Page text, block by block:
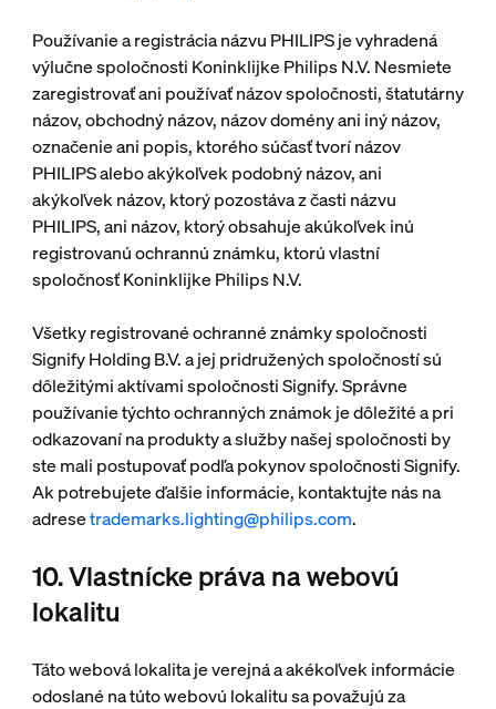
Používanie a registrácia názvu PHILIPS je vyhradená
výlučne spoločnosti Koninklijke Philips N.V. Nesmiete
zaregistrovať ani používať názov spoločnosti, štatutárny
názov, obchodný názov, názov domény ani iný názov,
označenie ani popis, ktorého súčasť tvorí názov
PHILIPS alebo akýkoľvek podobný názov, ani
akýkoľvek názov, ktorý pozostáva z časti názvu
PHILIPS, ani názov, ktorý obsahuje akúkoľvek inú
registrovanú ochrannú známku, ktorú vlastní
spoločnosť Koninklijke Philips N.V.
Všetky registrované ochranné známky spoločnosti
Signify Holding B.V. a jej pridružených spoločností sú
dôležitými aktívami spoločnosti Signify. Správne
používanie týchto ochranných známok je dôležité a pri
odkazovaní na produkty a služby našej spoločnosti by
ste mali postupovať podľa pokynov spoločnosti Signify.
Ak potrebujete ďalšie informácie, kontaktujte nás na
adresetrademarks.lighting@philips.com.
10. Vlastnícke práva na webovú
lokalitu
Táto webová lokalita je verejná a akékoľvek informácie
odoslané na túto webovú lokalitu sa považujú za